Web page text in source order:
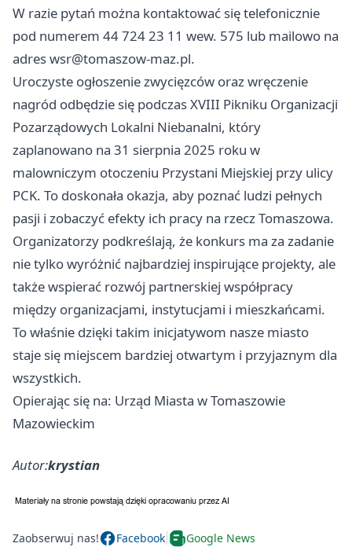
W razie pytań można kontaktować się telefonicznie
pod numerem 44 724 23 11 wew. 575 lub mailowo na
adreswsr@tomaszow-maz.pl.
Uroczyste ogłoszenie zwycięzców oraz wręczenie
nagród odbędzie się podczas XVIII Pikniku Organizacji
Pozarządowych Lokalni Niebanalni, który
zaplanowano na 31 sierpnia 2025 roku w
malowniczym otoczeniu Przystani Miejskiej przy ulicy
PCK. To doskonała okazja, aby poznać ludzi pełnych
pasji i zobaczyć efekty ich pracy na rzecz Tomaszowa.
Organizatorzy podkreślają, że konkurs ma za zadanie
nie tylko wyróżnić najbardziej inspirujące projekty, ale
także wspierać rozwój partnerskiej współpracy
między organizacjami, instytucjami i mieszkańcami.
To właśnie dzięki takim inicjatywom nasze miasto
staje się miejscem bardziej otwartym i przyjaznym dla
wszystkich.
Opierając się na: Urząd Miasta w Tomaszowie
Mazowieckim
Autor:krystian
Zaobserwuj nas! Facebook Google News